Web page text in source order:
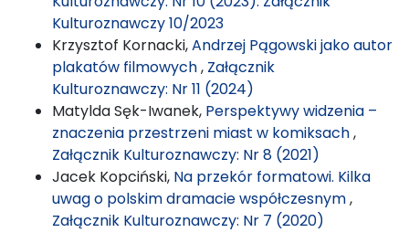
Kulturoznawczy 10/2023
Krzysztof Kornacki,Andrzej Pągowski jako autor
plakatów filmowych, Załącznik
Kulturoznawczy: Nr 11 (2024)
Matylda Sęk-Iwanek, Perspektywy widzenia –
znaczenia przestrzeni miast w komiksach,
Załącznik Kulturoznawczy: Nr 8 (2021)
Jacek Kopciński, Na przekór formatowi. Kilka
uwag o polskim dramacie współczesnym,
Załącznik Kulturoznawczy: Nr 7 (2020)